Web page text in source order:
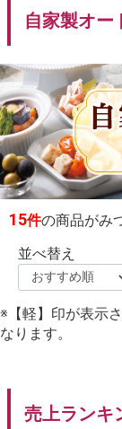
自家製オー
15件の商品がみ
並べ替え
※【軽】印が表示
なります。
売上ランキ